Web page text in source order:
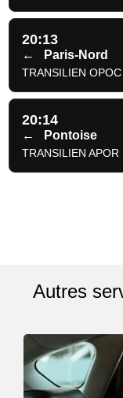
20:13
← Paris-Nord
TRANSILIEN OPOC
20:14
← Pontoise
TRANSILIEN APOR
Autres